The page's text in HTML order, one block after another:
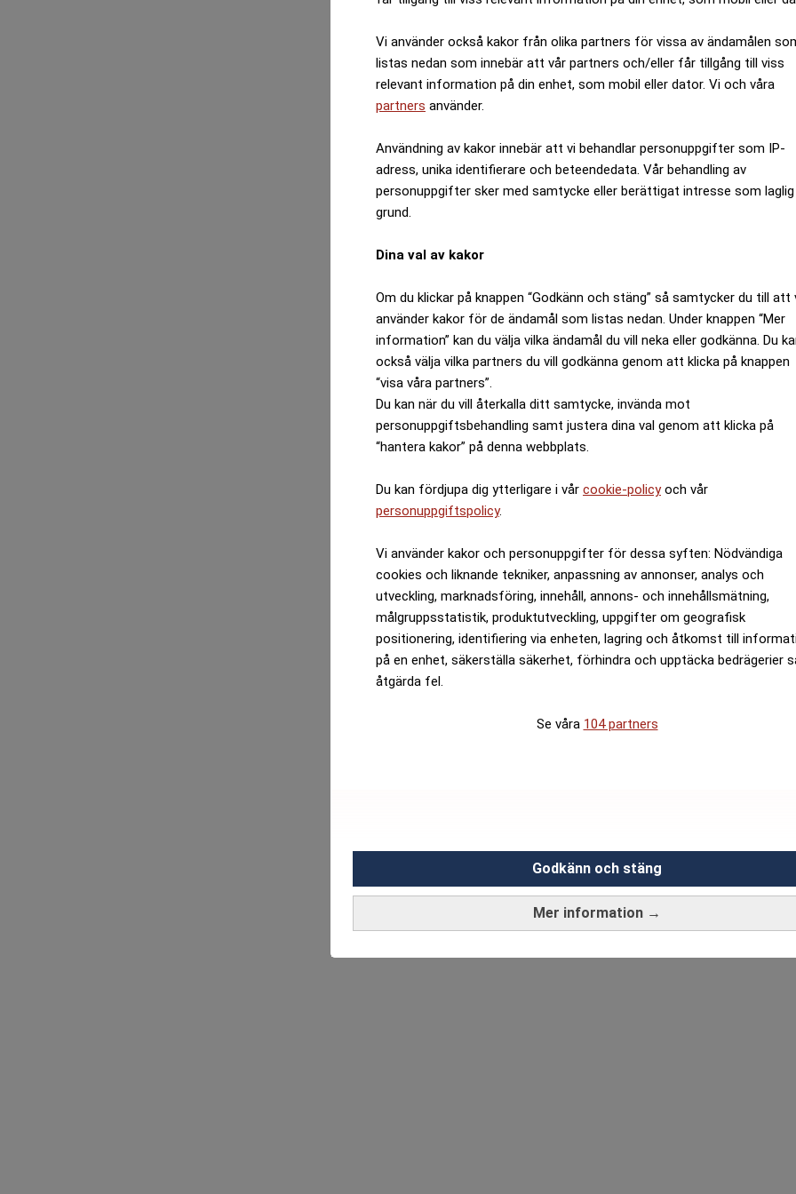
Vi använder också kakor från olika partners för vissa av ändamålen
listas nedan som innebär att vår partners och/eller får tillgång till viss
relevant information på din enhet, som mobil eller dator. Vi och våra
partners använder.
Användning av kakor innebär att vi behandlar personuppgifter som IP-
adress, unika identifierare och beteendedata. Vår behandling av
personuppgifter sker med samtycke eller berättigat intresse som laglig
grund.
Dina val av kakor
Om du klickar på knappen “Godkänn och stäng” så samtycker du till att
använder kakor för de ändamål som listas nedan. Under knappen “Mer
information” kan du välja vilka ändamål du vill neka eller godkänna. Du
också välja vilka partners du vill godkänna genom att klicka på knappen
“visa våra partners”.
Du kan när du vill återkalla ditt samtycke, invända mot
personuppgiftsbehandling samt justera dina val genom att klicka på
“hantera kakor” på denna webbplats.
Du kan fördjupa dig ytterligare i vår cookie-policyoch vår
personuppgiftspolicy.
Vi använder kakor och personuppgifter för dessa syften: Nödvändiga
cookies och liknande tekniker, anpassning av annonser, analys och
utveckling, marknadsföring, innehåll, annons- och innehållsmätning,
målgruppsstatistik, produktutveckling, uppgifter om geografisk
positionering, identifiering via enheten, lagring och åtkomst till
på en enhet, säkerställa säkerhet, förhindra och upptäcka bedrägerier
åtgärda fel.
Se våra 104 partners
Mer information →
Godkänn och stäng